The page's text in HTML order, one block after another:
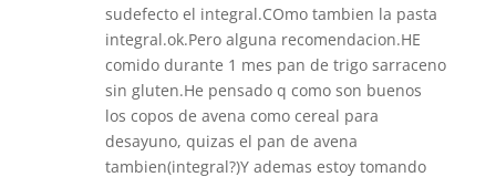
sudefecto el integral.COmo tambien la pasta
integral.ok.Pero alguna recomendacion.HE
comido durante 1 mes pan de trigo sarraceno
sin gluten.He pensado q como son buenos
los copos de avena como cereal para
desayuno, quizas el pan de avena
tambien(integral?)Y ademas estoy tomando